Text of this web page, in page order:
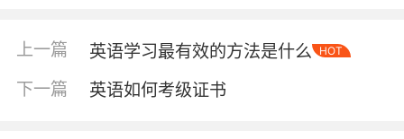
日常中加入简单英文指令，如“Timetoeat!”（该
吃饭了）、“Let’sgotobed.”（该睡觉了）。关键
在于“兴趣”与“感知”，让孩子觉得英语是好玩的声
音游戏，而非枯燥任务。小学中高年级：精学结
上一篇 英语学习最有效的方法是什么 HOT
下一篇 英语如何考级证书